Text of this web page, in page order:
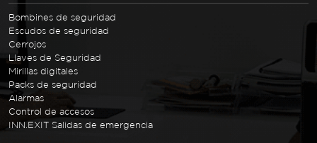
Bombines de seguridad
Escudos de seguridad
Cerrojos
Llaves de Seguridad
Mirillas digitales
Packs de seguridad
Alarmas
Control de accesos
INN.EXIT Salidas de emergencia